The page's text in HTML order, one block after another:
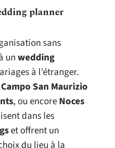
planner
sans
unwedding
à l’étranger.
Campo San Maurizio
, ou encoreNoces
dans les
et offrent un